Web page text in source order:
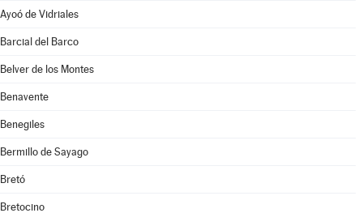
Ayoó de Vidriales
Barcial del Barco
Belver de los Montes
Benavente
Benegiles
Bermillo de Sayago
Bretó
Bretocino